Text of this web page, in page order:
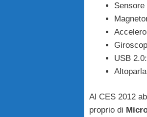
USB
Al CES 2012
proprio di